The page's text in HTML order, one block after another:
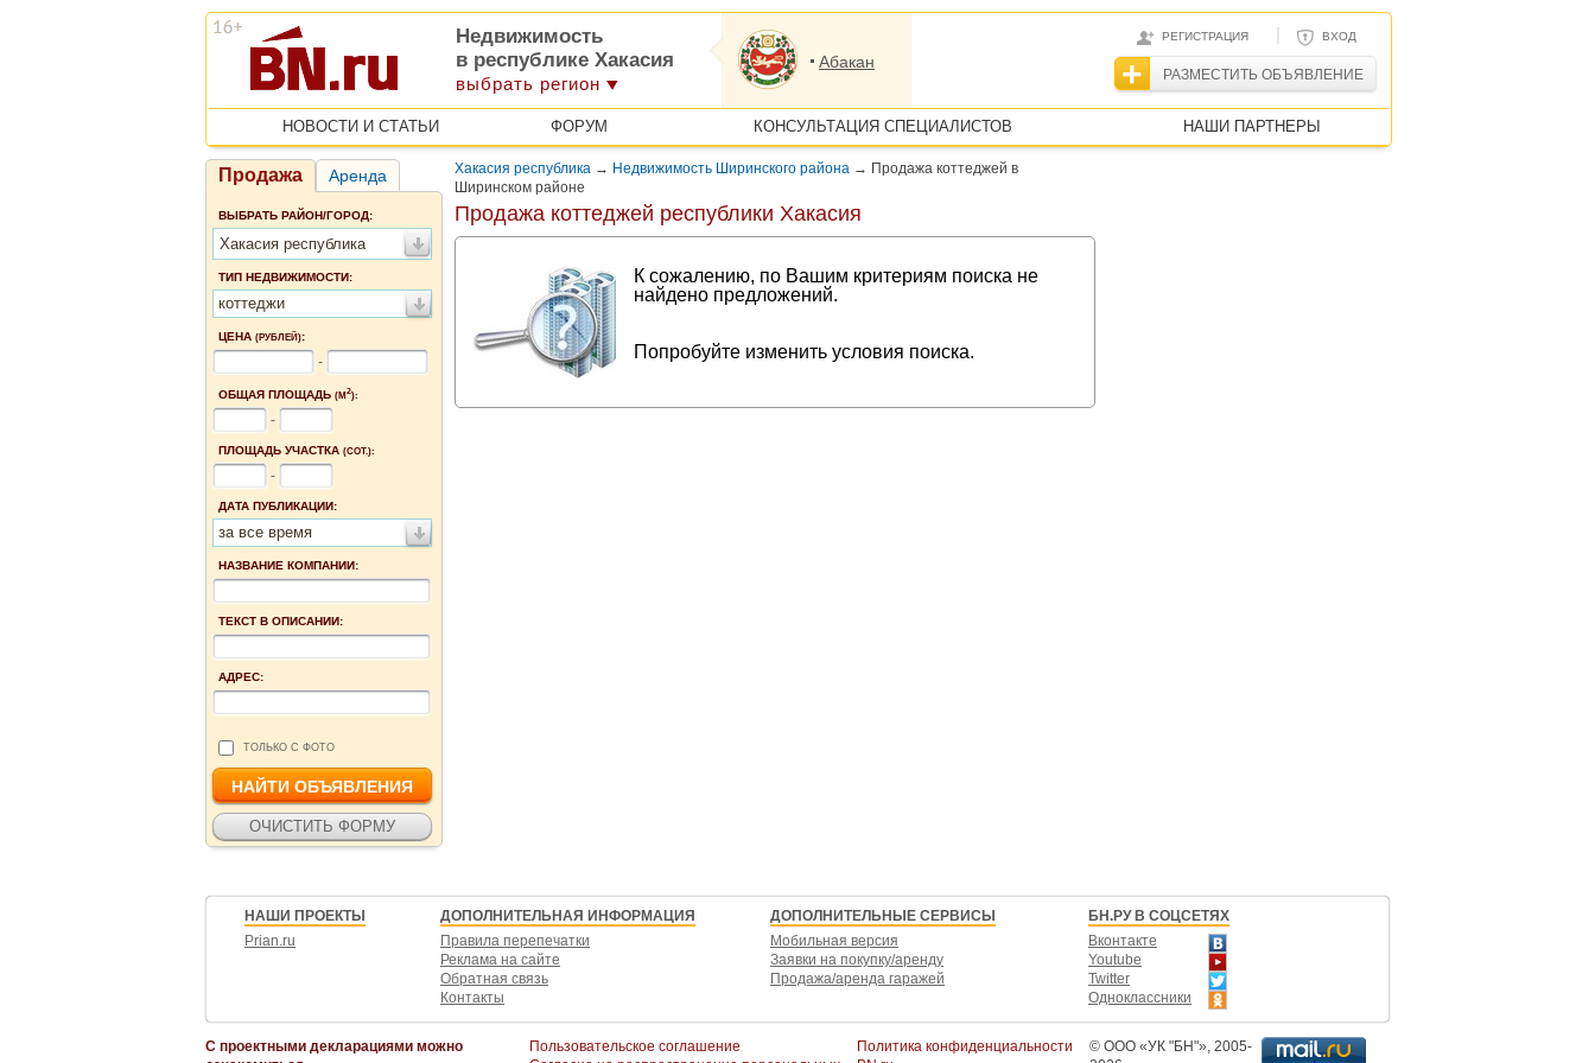
РЕГИСТРАЦИЯ | ВХОД
РАЗМЕСТИТЬ ОБЪЯВЛЕНИЕ
Недвижимость
в республике Хакасия
выбрать регион
Абакан
НОВОСТИ И СТАТЬИ ФОРУМ КОНСУЛЬТАЦИЯ СПЕЦИАЛИСТОВ НАШИ ПАРТНЕРЫ
Продажа Аренда
ВЫБРАТЬ РАЙОН/ГОРОД:
Хакасия республика
ТИП НЕДВИЖИМОСТИ:
коттеджи
ЦЕНА (РУБЛЕЙ):
-
ОБЩАЯ ПЛОЩАДЬ (М2):
-
ПЛОЩАДЬ УЧАСТКА (СОТ.):
-
ДАТА ПУБЛИКАЦИИ:
за все время
НАЗВАНИЕ КОМПАНИИ:
ТЕКСТ В ОПИСАНИИ:
АДРЕС:
ТОЛЬКО С ФОТО
Хакасия республика → Недвижимость Ширинского района → Продажа коттеджей в
Ширинском районе
Продажа коттеджей республики Хакасия
К сожалению, по Вашим критериям поиска не
найдено предложений.
Попробуйте изменить условия поиска.
НАШИ ПРОЕКТЫ
Prian.ru
ДОПОЛНИТЕЛЬНАЯ ИНФОРМАЦИЯ
Правила перепечатки
Реклама на сайте
Обратная связь
Контакты
ДОПОЛНИТЕЛЬНЫЕ СЕРВИСЫ
Мобильная версия
Заявки на покупку/аренду
Продажа/аренда гаражей
БН.РУ В СОЦСЕТЯХ
Вконтакте
Youtube
Twitter
Одноклассники
С проектными декларациями можно
Пользовательское соглашение
Политика конфиденциальности
© ООО «УК "БН"» , 2005-